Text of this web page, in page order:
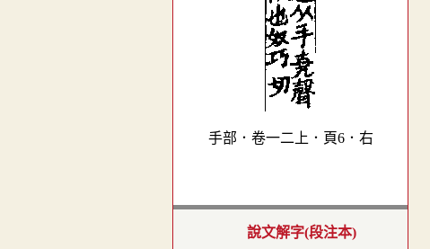
手部．卷一二上．頁6．右
說文解字(段注本)